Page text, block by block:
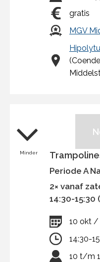
gratis
MGV
Minder
Periode A
2× vanaf
14:30-15:30
10 okt /
14:30-
10 t/m